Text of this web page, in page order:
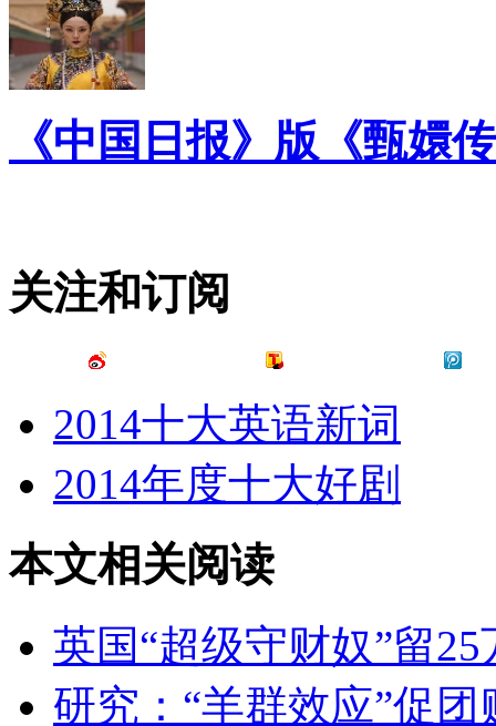
《中国日报》版《甄嬛
关注和订阅
2014十大英语新词
2014年度十大好剧
本文相关阅读
英国“超级守财奴”留
研究：“羊群效应”促团